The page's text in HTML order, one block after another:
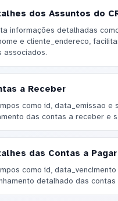
dos Assuntos do
informações detalhadas
e cliente_endereco,
associados.
a Receber
como id, data_emissao e
das contas a receber e
das Contas a Pagar
como id,
detalhado das contas